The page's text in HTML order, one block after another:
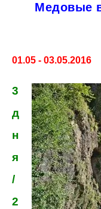
Медовые
01.05 - 03.05.2016
3
д
н
я
/
2